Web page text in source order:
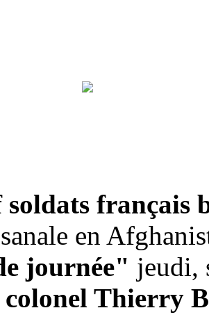
soldats français
en
journée" jeudi,
colonel Thierry